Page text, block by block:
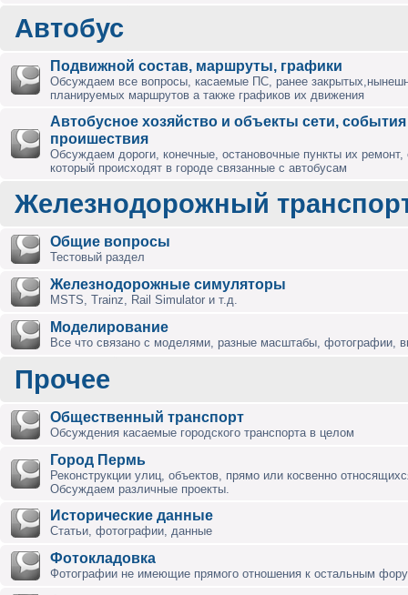
Автобус
Подвижной состав, маршруты, графики
Обсуждаем все вопросы, касаемые ПС, ранее
планируемых маршрутов а также графиков их движения
Автобусное хозяйство и объекты сети,
проишествия
Обсуждаем дороги, конечные, остановочные пункты их ремонт,
который происходят в городе связанные с автобусам
Железнодорожный
Общие вопросы
Тестовый раздел
Железнодорожные симуляторы
MSTS, Trainz, Rail Simulator и т.д.
Моделирование
Все что связано с моделями, разные масштабы, фотографии,
Прочее
Общественный транспорт
Обсуждения касаемые городского транспорта в целом
Город Пермь
Реконструкции улиц, объектов, прямо или косвенно
Обсуждаем различные проекты.
Исторические данные
Статьи, фотографии, данные
Фотокладовка
Фотографии не имеющие прямого отношения к остальным